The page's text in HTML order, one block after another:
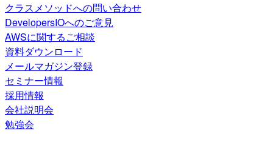
クラスメソッドへの問い合わせ
DevelopersIOへのご意見
AWSに関するご相談
資料ダウンロード
メールマガジン登録
セミナー情報
採用情報
会社説明会
勉強会